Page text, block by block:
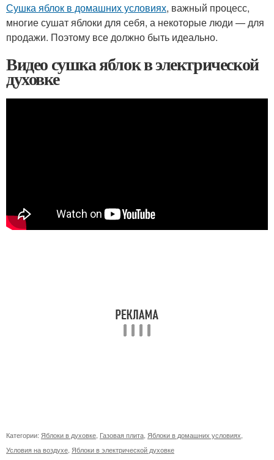
Сушка яблок в домашних условиях, важный процесс,
многие сушат яблоки для себя, а некоторые люди — для
продажи. Поэтому все должно быть идеально.
Видео сушка яблок в электрической
духовке
Категории: Яблоки в духовке, Газовая плита, Яблоки в домашних условиях,
Условия на воздухе, Яблоки в электрической духовке